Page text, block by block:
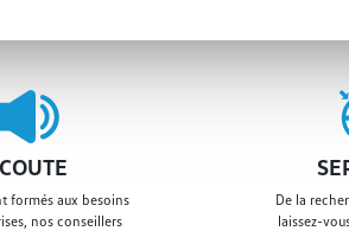
formés aux besoins
nos conseillers
De la
laissez-